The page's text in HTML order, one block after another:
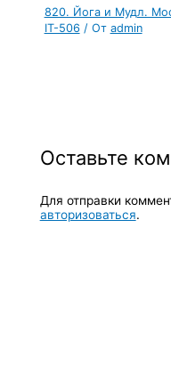
820. Йога и Мудл.
IT-506 / От admin
Оставьте
Для отправки
авторизоваться.